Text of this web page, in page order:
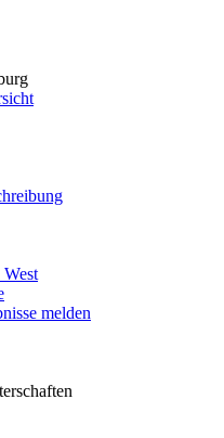
West
melden